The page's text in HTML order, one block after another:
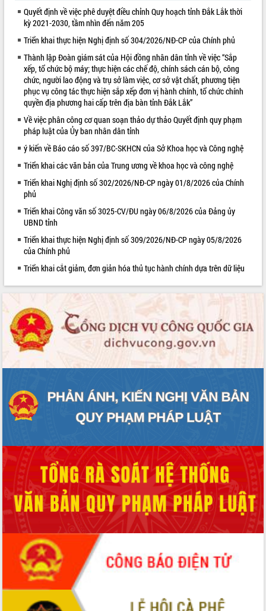
VIDEO
Loading the player...
2026
Khám bệnh, cấp phát thuốc miễn phí
và tặng quà người dân xã Cư Pui
Hội nghị UBND tỉnh Đắk Lắk thường kỳ
tháng 7/2026
Lễ truy tặng danh hiệu “Bà Mẹ Việt
Lao động
vụ 6 tháng cuối năm 2026
Kỳ họp thứ Hai, Hội đồng nhân dân
tỉnh khóa XI quyết nghị nhiều nội dung
Bí thư Tỉnh ủy Lương Nguyễn Minh
Triết thăm, tặng quà người có công với
cách mạng
Rà soát, hoàn thiện hệ thống thiết chế
văn hóa, thể thao đáp ứng yêu cầu
phát triển mới
Minh
Lễ truy điệu và an táng hài cốt liệt sĩ
tại Nghĩa trang Liệt sĩ xã Sơn Hòa
xuất khẩu sầu riêng và triển khai quy
định EUDR
Thứ trưởng Bộ Nông nghiệp và Môi
trường Nguyễn Hoàng Hiệp khảo sát
vùng trồng và doanh nghiệp đóng gói
sầu riêng tại Đắk Lắk
Trình diễn nghệ thuật chế biến các
món ăn từ sầu riêng
Đắk Lắk công bố Quy hoạch và xúc
tiến đầu tư tỉnh
Ngành cá ngừ Đắk Lắk chủ động thích
ứng để giữ vững thị trường xuất khẩu
Diễn đàn Kinh tế tư nhân Việt Nam đột
ALBUM ẢNH
LIÊN KẾT WEB
Quyết định về việc phê duyệt điều chỉnh Quy hoạch tỉnh Đắk Lắk thời
kỳ 2021-2030, tầm nhìn đến năm 205
Triển khai thực hiện Nghị định số 304/2026/NĐ-CP của Chính phủ
Thành lập Đoàn giám sát của Hội đồng nhân dân tỉnh về việc “Sắp
xếp, tổ chức bộ máy; thực hiện các chế độ, chính sách cán bộ, công
chức, người lao động và trụ sở làm việc, cơ sở vật chất, phương tiện
phục vụ công tác thực hiện sắp xếp đơn vị hành chính, tổ chức chính
quyền địa phương hai cấp trên địa bàn tỉnh Đắk Lắk”
Về việc phân công cơ quan soạn thảo dự thảo Quyết định quy phạm
pháp luật của Ủy ban nhân dân tỉnh
ý kiến về Báo cáo số 397/BC-SKHCN của Sở Khoa học và Công nghệ
Triển khai các văn bản của Trung ương về khoa học và công nghệ
Triển khai Nghị định số 302/2026/NĐ-CP ngày 01/8/2026 của Chính
phủ
Triển khai Công văn số 3025-CV/ĐU ngày 06/8/2026 của Đảng ủy
UBND tỉnh
Triển khai thực hiện Nghị định số 309/2026/NĐ-CP ngày 05/8/2026
của Chính phủ
Triển khai cắt giảm, đơn giản hóa thủ tục hành chính dựa trên dữ liệu